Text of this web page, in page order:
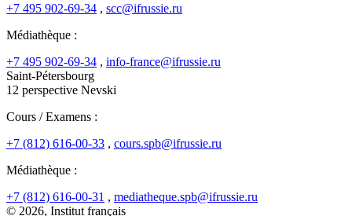
+7 495 902-69-34 , scc@ifrussie.ru
Médiathèque :
+7 495 902-69-34 , info-france@ifrussie.ru
Saint-Pétersbourg
12 perspective Nevski
Cours / Examens :
+7 (812) 616-00-33 , cours.spb@ifrussie.ru
Médiathèque :
+7 (812) 616-00-31 , mediatheque.spb@ifrussie.ru
© 2026, Institut français